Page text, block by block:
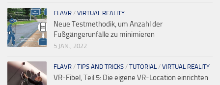
FLAVR / VIRTUAL REALITY
Neue Testmethodik, um Anzahl der
Fußgängerunfälle zu minimieren
5 JAN., 2022
FLAVR / TIPS AND TRICKS / TUTORIAL / VIRTUAL REALITY
VR-Fibel, Teil 5: Die eigene VR-Location einrichten